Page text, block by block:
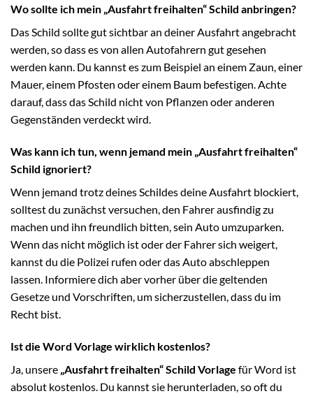
Wo sollte ich mein „Ausfahrt freihalten“ Schild anbringen?
Das Schild sollte gut sichtbar an deiner Ausfahrt angebracht
werden, so dass es von allen Autofahrern gut gesehen
werden kann. Du kannst es zum Beispiel an einem Zaun, einer
Mauer, einem Pfosten oder einem Baum befestigen. Achte
darauf, dass das Schild nicht von Pflanzen oder anderen
Gegenständen verdeckt wird.
Was kann ich tun, wenn jemand mein „Ausfahrt freihalten“
Schild ignoriert?
Wenn jemand trotz deines Schildes deine Ausfahrt blockiert,
solltest du zunächst versuchen, den Fahrer ausfindig zu
machen und ihn freundlich bitten, sein Auto umzuparken.
Wenn das nicht möglich ist oder der Fahrer sich weigert,
kannst du die Polizei rufen oder das Auto abschleppen
lassen. Informiere dich aber vorher über die geltenden
Gesetze und Vorschriften, um sicherzustellen, dass du im
Recht bist.
Ist die Word Vorlage wirklich kostenlos?
Ja, unsere „Ausfahrt freihalten“ Schild Vorlage für Word ist
absolut kostenlos. Du kannst sie herunterladen, so oft du